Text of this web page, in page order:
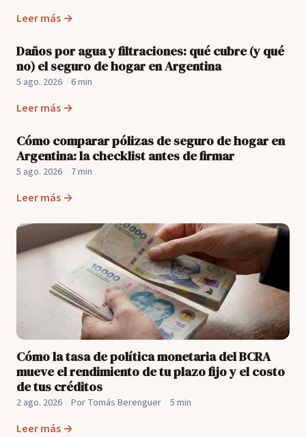
Leer más →
Daños por agua y filtraciones: qué cubre (y qué
no) el seguro de hogar en Argentina
5 ago. 2026 6 min
Leer más →
Cómo comparar pólizas de seguro de hogar en
Argentina: la checklist antes de firmar
5 ago. 2026 7 min
Leer más →
Cómo la tasa de política monetaria del BCRA
mueve el rendimiento de tu plazo fijo y el costo
de tus créditos
2 ago. 2026 Por Tomás Berenguer 5 min
Leer más →